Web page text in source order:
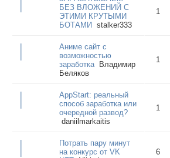
БЕЗ ВЛОЖЕНИЙ С
ЭТИМИ КРУТЫМИ
БОТАМИ stalker333
1
Аниме сайт с
возможностью
заработка
Владимир
Беляков
1
AppStart: реальный
способ заработка или
очередной развод?
daniilmarkaitis
1
Потрать пару минут
на конкурс от VK
6